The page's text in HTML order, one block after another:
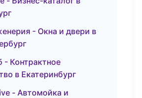
- Окна и двери в
- Контрактное
в Екатеринбург
- Автомойка и